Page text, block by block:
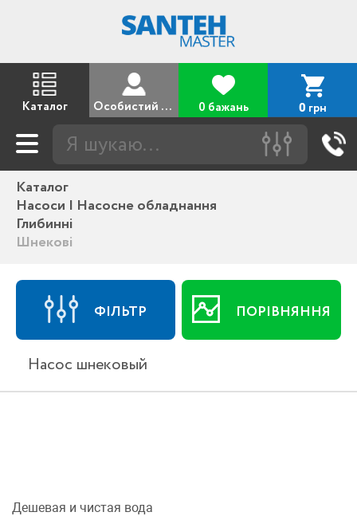
Каталог Особистий кабінет 0 бажань 0 грн
Каталог
Насоси | Насосне обладнання
Глибинні
Шнекові
ФІЛЬТР ПОРІВНЯННЯ
Насос шнековый
Дешевая и чистая вода